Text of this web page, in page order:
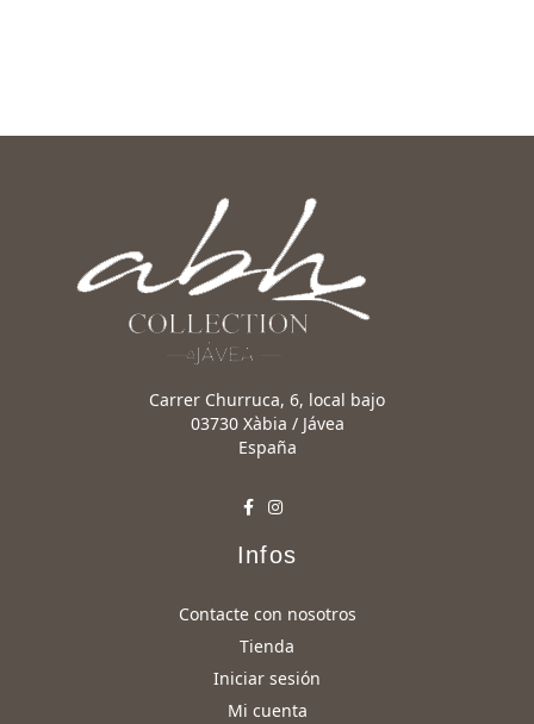
Carrer Churruca, 6, local bajo
03730 Xàbia / Jávea
España
Infos
Contacte con nosotros
Tienda
Iniciar sesión
Mi cuenta